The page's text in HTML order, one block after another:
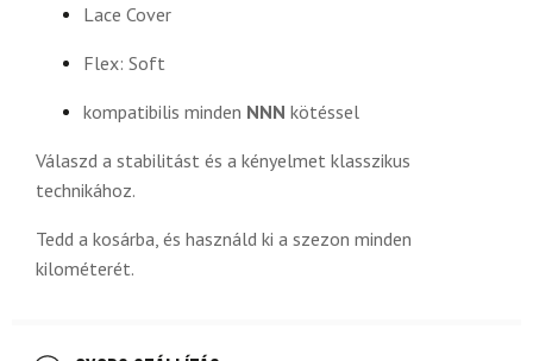
Lace Cover
Flex: Soft
kompatibilis minden NNN kötéssel
Válaszd a stabilitást és a kényelmet klasszikus
technikához.
Tedd a kosárba, és használd ki a szezon minden
kilométerét.